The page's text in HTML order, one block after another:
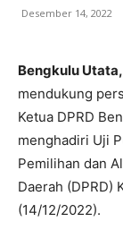
Desember 14, 2022
Bengkulu
mendukung
Ketua DPRD
menghadiri Uji
Pemilihan dan
Daerah (DPRD)
(14/12/2022).